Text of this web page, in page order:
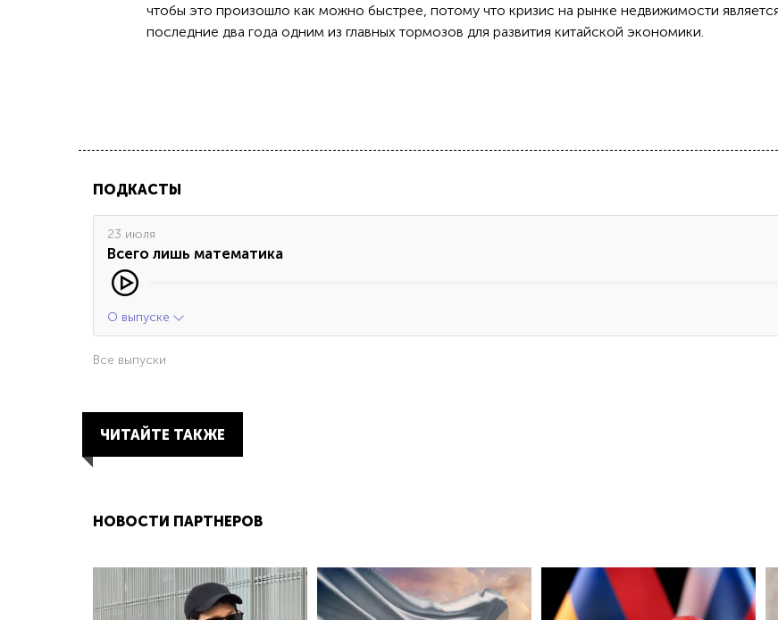
чтобы это произошло как можно быстрее, потому что кризис на рынке недвижимости
последние два года одним из главных тормозов для развития китайской экономики.
ПОДКАСТЫ
23 июля
Всего лишь математика
О выпуске
Все выпуски
ЧИТАЙТЕ ТАКЖЕ
НОВОСТИ ПАРТНЕРОВ